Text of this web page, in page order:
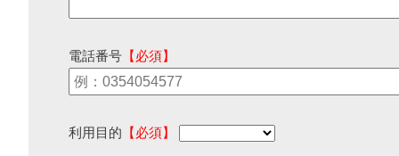
電話番号 【必須】
利用目的 【必須】